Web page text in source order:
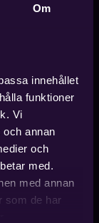
Om
innehållet
funktioner
Vi
annan
och
med.
med annan
som de har